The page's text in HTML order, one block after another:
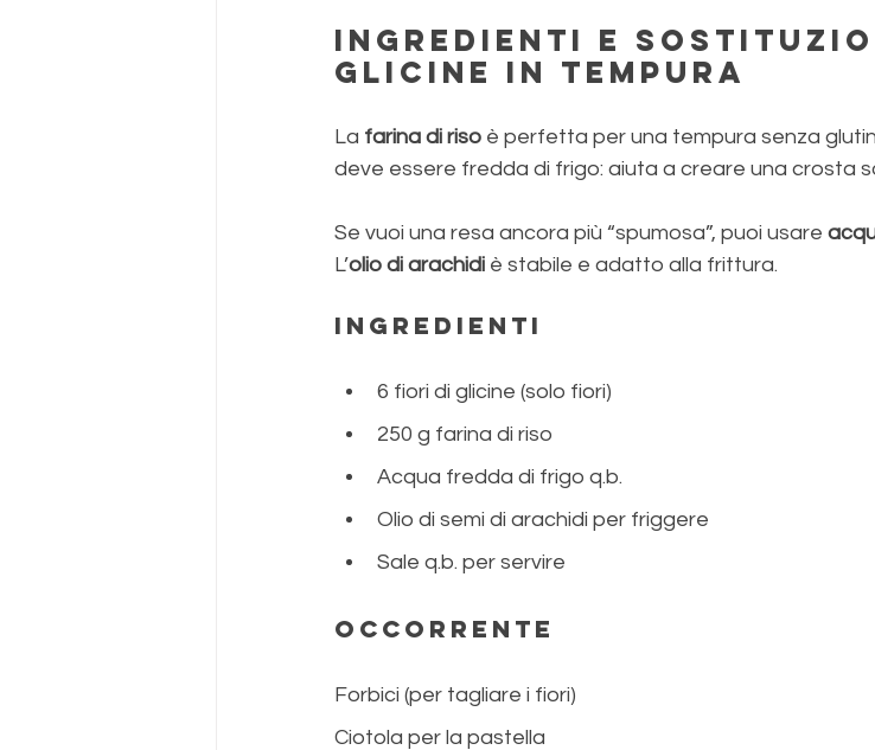
Ingredienti e
glicine in tempura
La farina di riso è perfetta per una tempura senza
deve essere fredda di frigo: aiuta a creare una crosta
Se vuoi una resa ancora più “spumosa”, puoi usare
L’olio di arachidi è stabile e adatto alla frittura.
Ingredienti
6 fiori di glicine (solo fiori)
250 g farina di riso
Acqua fredda di frigo q.b.
Olio di semi di arachidi per friggere
Sale q.b. per servire
Occorrente
Forbici (per tagliare i fiori)
Ciotola per la pastella